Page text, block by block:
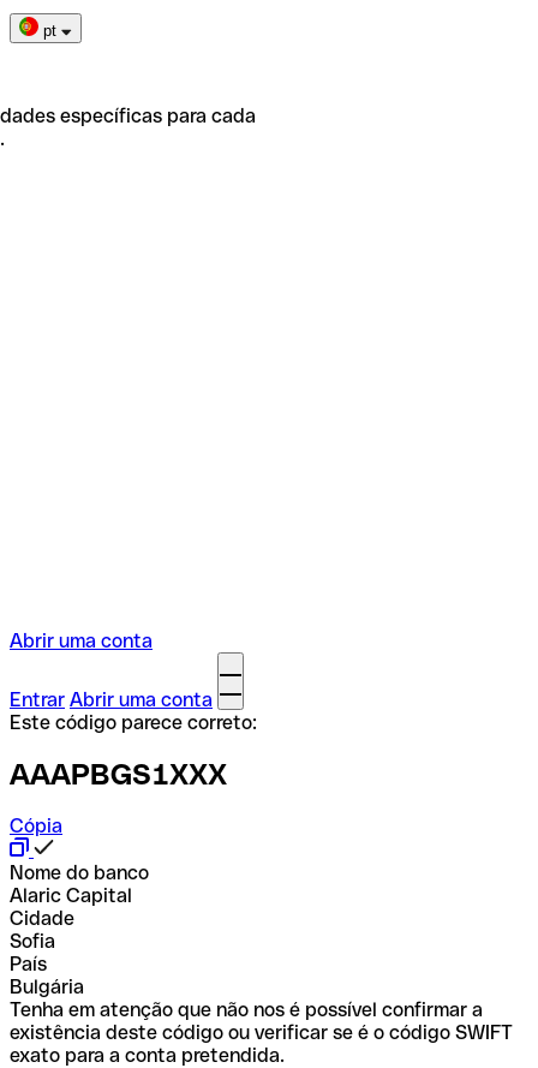
pt
específicas para cada
Abrir uma conta
Entrar Abrir uma conta
Este código parece correto:
AAAPBGS1XXX
Cópia
Nome do banco
Alaric Capital
Cidade
Sofia
País
Bulgária
Tenha em atenção que não nos é possível confirmar a
existência deste código ou verificar se é o código SWIFT
exato para a conta pretendida.